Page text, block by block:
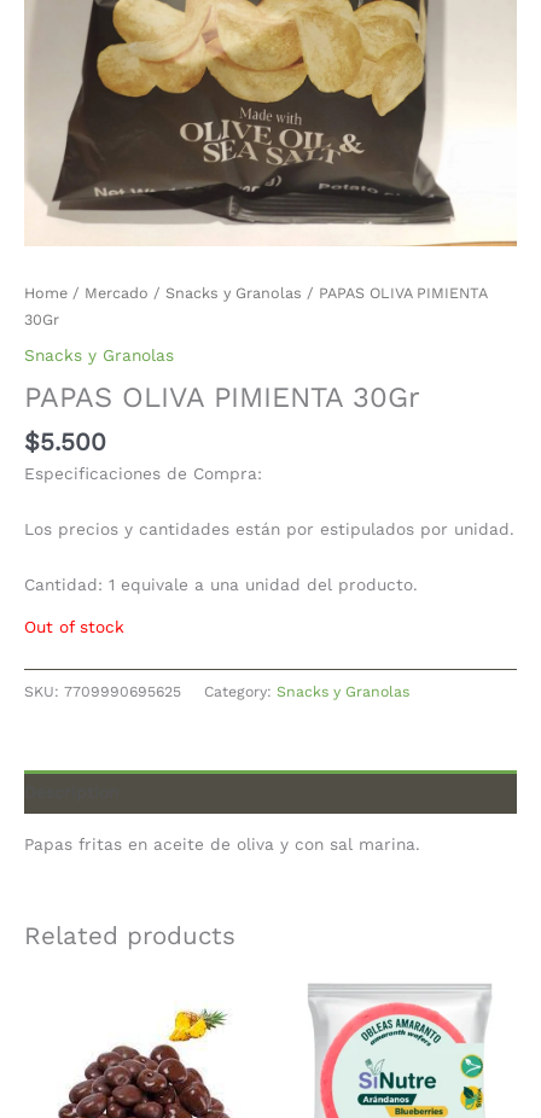
Home / Mercado / Snacks y Granolas / PAPAS OLIVA PIMIENTA
30Gr
Snacks y Granolas
PAPAS OLIVA PIMIENTA 30Gr
$5.500
Especificaciones de Compra:
Los precios y cantidades están por estipulados por unidad.
Cantidad: 1 equivale a una unidad del producto.
Out of stock
SKU: 7709990695625 Category: Snacks y Granolas
Papas fritas en aceite de oliva y con sal marina.
Related products